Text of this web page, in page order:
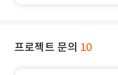
프로젝트 문의 10